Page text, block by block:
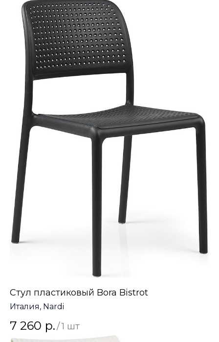
Стул пластиковый Bora Bistrot
Италия, Nardi
7 260 р./1 шт